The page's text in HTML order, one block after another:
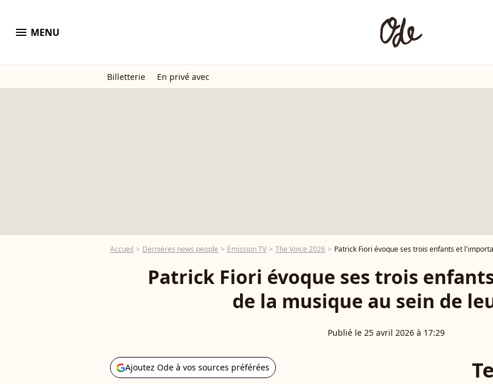
menu MENU
Billetterie En privé avec
Accueil Dernières news people Émission TV The Voice 2026 Patrick Fiori évoque ses trois enfants et
Patrick Fiori évoque ses trois
de la musique au sein de
Publié le 25 avril 2026 à 17:29
Ajoutez Ode à vos sources préférées